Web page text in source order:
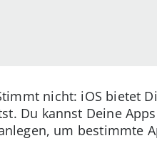
nicht: iOS bietet
Du kannst Deine
um bestimmte